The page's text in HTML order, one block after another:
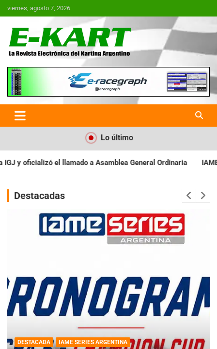
Saltar
al
viernes, agosto 7, 2026
E-Kart.com.ar | La Revista
Electrónica del Karting en
Argentina
Lo último
General Ordinaria IAME SERIES ARGENTINA:
Destacadas
DESTACADA IAME SERIES ARGENTINA